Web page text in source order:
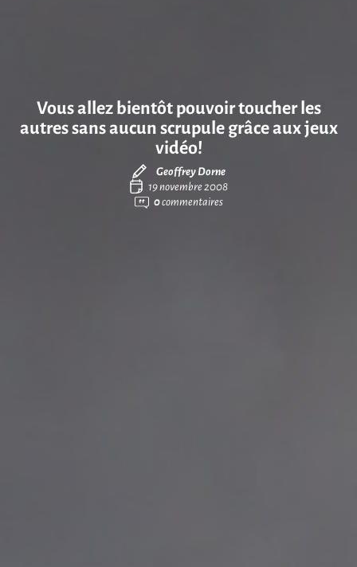
Vous allez bientôt pouvoir toucher les
autres sans aucun scrupule grâce aux jeux
vidéo!
Geoffrey Dorne
19 novembre 2008
0commentaires